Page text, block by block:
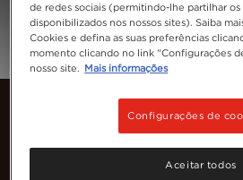
de redes sociais (permitindo-lhe partilhar
disponibilizados nos nossos sites). Saiba
Cookies e defina as suas preferências
momento clicando no link "Configurações
nosso site. Mais informações
Configurações de
Aceitar todos